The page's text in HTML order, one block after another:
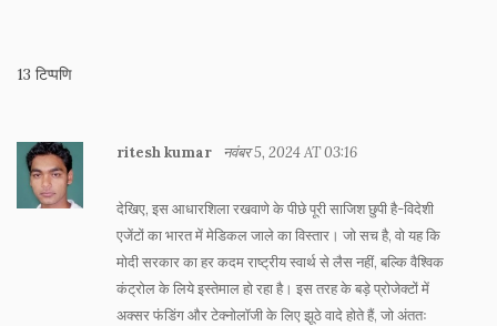
13 टिप्पणि
ritesh kumar नवंबर 5, 2024 AT 03:16
देखिए, इस आधारशिला रखवाणे के पीछे पूरी साजिश छुपी है-विदेशी
एजेंटों का भारत में मेडिकल जाले का विस्तार। जो सच है, वो यह कि
मोदी सरकार का हर कदम राष्ट्रीय स्वार्थ से लैस नहीं, बल्कि वैश्विक
कंट्रोल के लिये इस्तेमाल हो रहा है। इस तरह के बड़े प्रोजेक्टों में
अक्सर फंडिंग और टेक्नोलॉजी के लिए झूठे वादे होते हैं, जो अंततः